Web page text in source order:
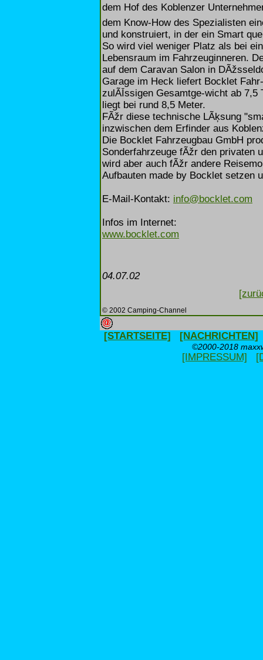
dem Hof des Koblenzer
dem Know-How des Spezialisten
und konstruiert, in der ein Smart
So wird viel weniger Platz als bei
Lebensraum im Fahrzeuginneren.
auf dem Caravan Salon in
Garage im Heck liefert Bocklet
zulÃĪssigen Gesamtge-wicht ab 7,5
liegt bei rund 8,5 Meter.
FÃžr diese technische LÃķsung
inzwischen dem Erfinder aus
Die Bocklet Fahrzeugbau GmbH
Sonderfahrzeuge fÃžr den privaten
wird aber auch fÃžr andere
Aufbauten made by Bocklet setzen
E-Mail-Kontakt: info@bocklet.com
Infos im Internet:
www.bocklet.com
04.07.02
© 2002 Camping-Channel
[STARTSEITE] [NACHRICHTEN]
©2000-2018
[IMPRESSUM]